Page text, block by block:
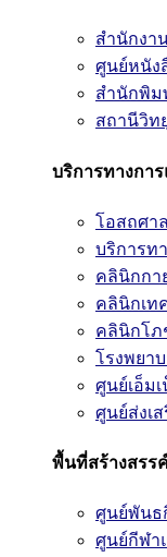
สำนักงา
ศูนย์หนัง
สำนักพิม
สถานีวิท
บริการทางกา
โอสถศา
บริการท
คลินิกกา
คลินิกเท
คลินิกโภ
โรงพยา
ศูนย์เอ็ม
ศูนย์ส่งเ
พื้นที่สร้างสรรค์
ศูนย์พันธ
ศูนย์กีฬา